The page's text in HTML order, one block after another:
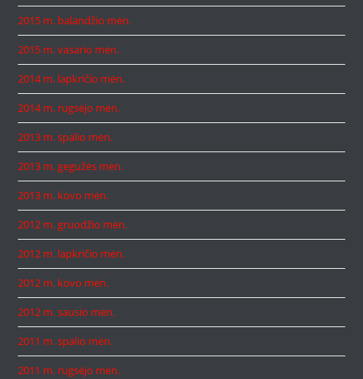
2015 m. balandžio mėn.
2015 m. vasario mėn.
2014 m. lapkričio mėn.
2014 m. rugsėjo mėn.
2013 m. spalio mėn.
2013 m. gegužės mėn.
2013 m. kovo mėn.
2012 m. gruodžio mėn.
2012 m. lapkričio mėn.
2012 m. kovo mėn.
2012 m. sausio mėn.
2011 m. spalio mėn.
2011 m. rugsėjo mėn.